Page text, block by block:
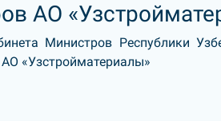
АО
Министров Республики
«Узстройматериалы»